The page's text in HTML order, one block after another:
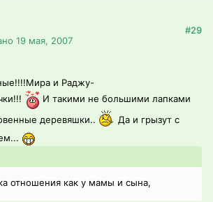
19 мая, 2007
#29
и Раджу-
И такими не большими лапками
деревяшки..
Да и грызут с
отношения как у мамы и сына,